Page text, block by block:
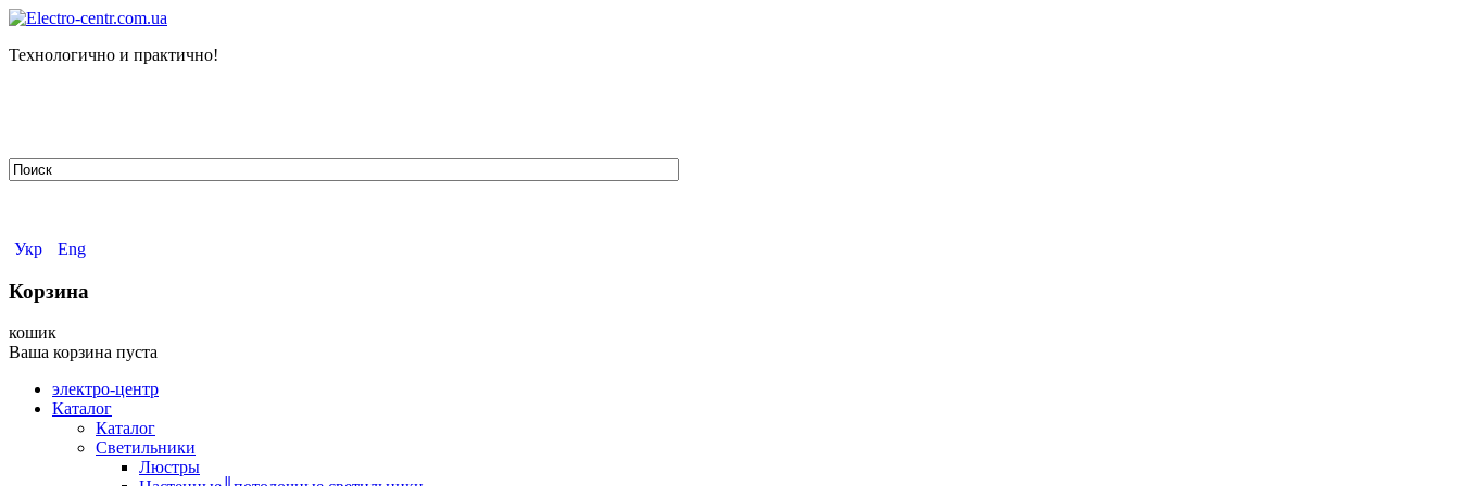
Технологично и практично!
Укр Eng
Корзина
кошик
Ваша корзина пуста
электро-центр
Каталог
Каталог
Светильники
Люстры